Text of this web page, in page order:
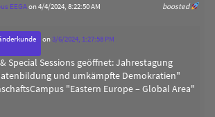
boosted
EEGAon 4/4/2024, 8:22:50 AM
on3/6/2024, 1:27:58 PM
Special Sessions geöffnet: Jahrestagung
und umkämpfte Demokratien"
"Eastern Europe – Global Area"